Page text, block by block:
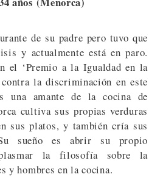
de su padre pero tuvo que
y actualmente está en paro.
el ‘Premio a la Igualdad en la
la discriminación en este
una amante de la cocina de
cultiva sus propias verduras
sus platos, y también cría sus
sueño es abrir su propio
la filosofía sobre la
y hombres en la cocina.